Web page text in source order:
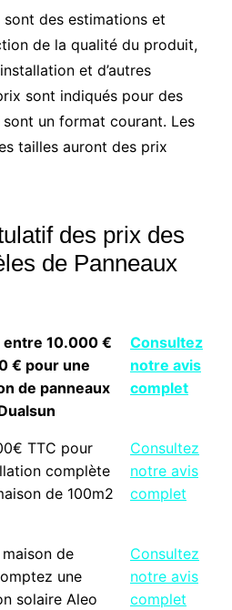
des estimations et
de la qualité du produit,
et d’autres
sont indiqués pour des
un format courant. Les
tailles auront des prix
des prix des
de Panneaux
10.000 €
€ pour une
de panneaux
Consultez
notre avis
complet
TTC pour
complète
de 100m2
Consultez
notre avis
complet
de
une
solaire Aleo
Consultez
notre avis
complet